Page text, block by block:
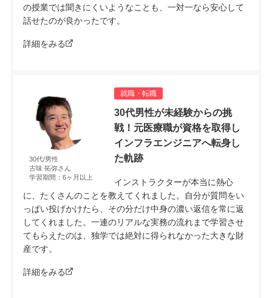
の授業では聞きにくいようなことも、一対一なら安心して
話せたのが良かったです。
詳細をみる
就職・転職
30代/男性
古味 拓弥さん
学習期間：6ヶ月以上
30代男性が未経験からの挑
戦！元医療職が資格を取得し
インフラエンジニアへ転身し
た軌跡
インストラクターが本当に熱心
に、たくさんのことを教えてくれました。自分が質問をい
っぱい投げかけたら、その分だけ中身の濃い返信を常に返
してくれました。一連のリアルな実務の流れまで学習させ
てもらえたのは、独学では絶対に得られなかった大きな財
産です。
詳細をみる